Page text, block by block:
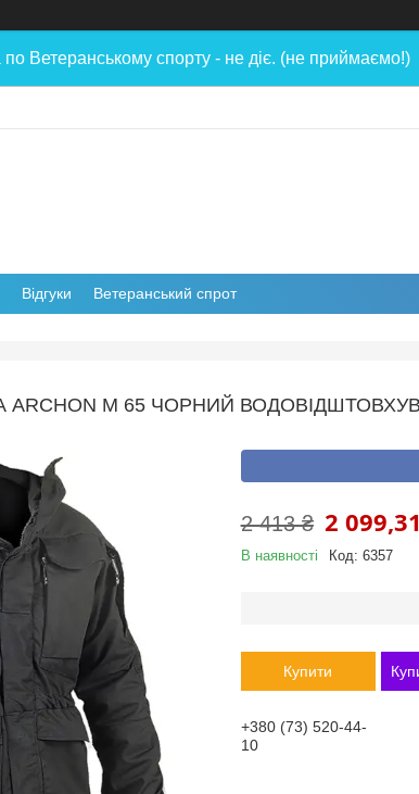
Ветеранському спорту - не діє. (не приймаємо!)
Відгуки Ветеранський спрот
ARCHON М 65 ЧОРНИЙ
2 413 ₴ 2
В наявності Код: 6357
Купити
+380 (73) 520-44-
10